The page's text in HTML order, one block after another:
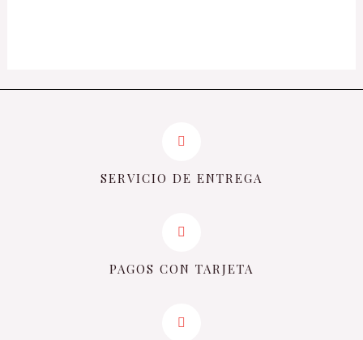
SERVICIO DE ENTREGA
PAGOS CON TARJETA